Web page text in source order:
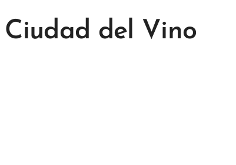
del Vino